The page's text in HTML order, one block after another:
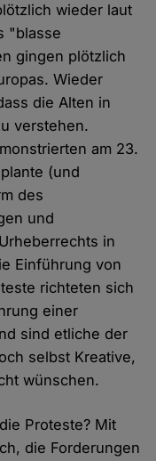
wieder laut
"blasse
gingen plötzlich
Wieder
die Alten in
verstehen.
am 23.
(und
des
und
in
Einführung von
richteten sich
einer
sind etliche der
selbst Kreative,
wünschen.
Proteste? Mit
die Forderungen